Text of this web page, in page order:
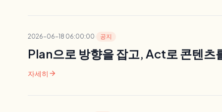
2026-06-18 06:00:00· 공지
Plan으로 방향을 잡고, Act로 콘텐츠
자세히 arrow_forward